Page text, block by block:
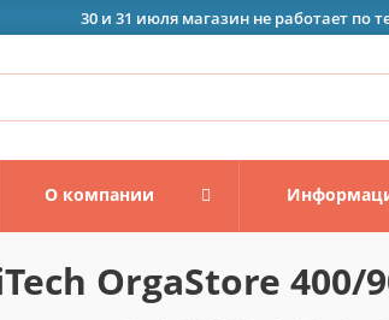
30 и 31 июля магазин не работает по
О компании
OrgaStore